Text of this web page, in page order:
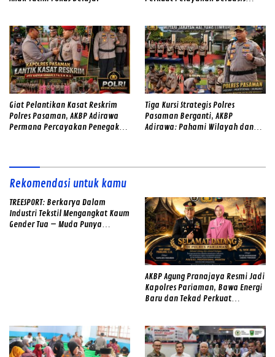
Giat Pelantikan Kasat Reskrim
Polres Pasaman, AKBP Adirawa
Permana Percayakan Penegakan
Tiga Kursi Strategis Polres
Pasaman Berganti, AKBP
Adirawa: Pahami Wilayah dan
Rekomendasi untuk kamu
TREESPORT: Berkarya Dalam
Industri Tekstil Mengangkat Kaum
Gender Tua – Muda Punya
AKBP Agung Pranajaya Resmi Jadi
Kapolres Pariaman, Bawa Energi
Baru dan Tekad Perkuat